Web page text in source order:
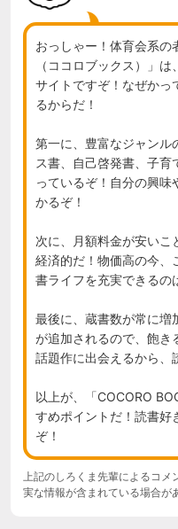
おっしゃー！体育会系の
（ココロブックス）」
サイトですぞ！なぜかっ
るからだ！
第一に、豊富なジャンル
ス書、自己啓発書、子育
っているぞ！自分の興味
かるぞ！
次に、月額料金が安いこ
経済的だ！物価高の今、
書ライフを充実できるの
最後に、蔵書数が常に増
が追加されるので、飽き
話題作に出会えるから、
以上が、「COCORO
すめポイントだ！読書好
ぞ！
上記のしろくま先輩によるコメ
実な情報が含まれている場合が